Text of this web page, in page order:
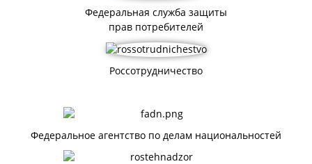
Федеральная служба защиты
прав потребителей
Россотрудничество
Федеральное агентство по делам национальностей